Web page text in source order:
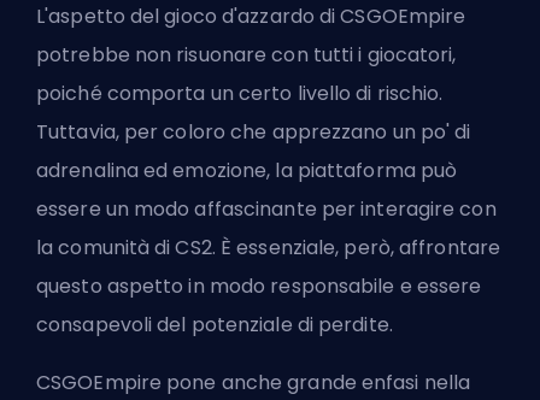
L'aspetto del gioco d'azzardo di CSGOEmpire
potrebbe non risuonare con tutti i giocatori,
poiché comporta un certo livello di rischio.
Tuttavia, per coloro che apprezzano un po' di
adrenalina ed emozione, la piattaforma può
essere un modo affascinante per interagire con
la comunità di CS2. È essenziale, però, affrontare
questo aspetto in modo responsabile e essere
consapevoli del potenziale di perdite.
CSGOEmpire pone anche grande enfasi nella